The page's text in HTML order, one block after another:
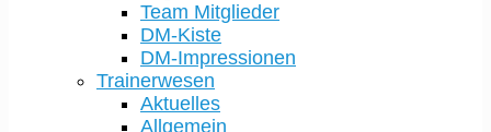
Team Mitglieder
DM-Kiste
DM-Impressionen
Trainerwesen
Aktuelles
Allgemein